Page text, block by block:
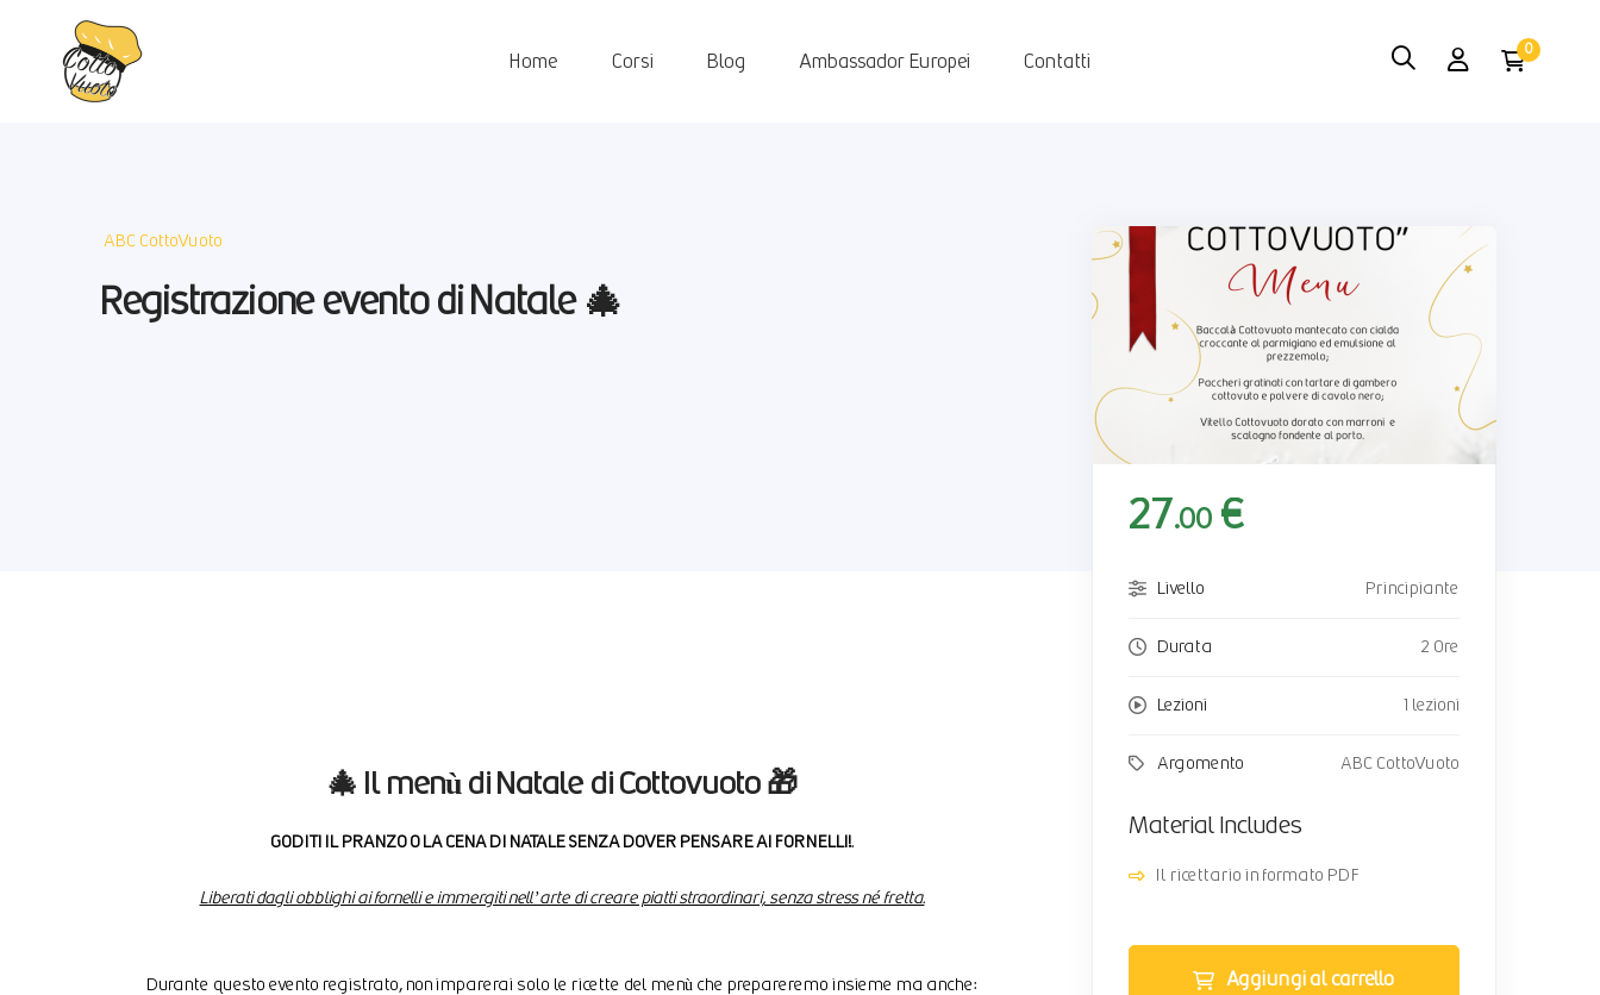
Home Corsi Blog Ambassador Europei Contatti
ABC CottoVuoto
Registrazione evento di Natale 🎄
🎄 Il menù di Natale di Cottovuoto🎁
GODITI IL PRANZO O LA CENA DI NATALE SENZA DOVER PENSARE AI FORNELLI!.
Liberati dagli obblighi ai fornelli e immergiti nell’arte di creare piatti straordinari, senza stress né fretta.
Durante questo evento registrato, non imparerai solo le ricette del menù che prepareremo insieme ma anche:
27.00 €
Livello Principiante
Durata 2 Ore
Lezioni 1 lezioni
Argomento ABC CottoVuoto
Material Includes
Il ricettario in formato PDF
Aggiungi al carrello